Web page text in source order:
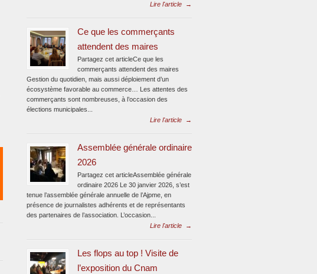
Lire l'article
→
Ce que les commerçants
attendent des maires
Partagez cet articleCe que les
commerçants attendent des maires
Gestion du quotidien, mais aussi déploiement d’un
écosystème favorable au commerce… Les attentes des
commerçants sont nombreuses, à l’occasion des
élections municipales...
Lire l'article
→
Assemblée générale ordinaire
2026
Partagez cet articleAssemblée générale
ordinaire 2026 Le 30 janvier 2026, s’est
tenue l’assemblée générale annuelle de l’Ajpme, en
présence de journalistes adhérents et de représentants
des partenaires de l’association. L’occasion...
Lire l'article
→
Les flops au top ! Visite de
l’exposition du Cnam